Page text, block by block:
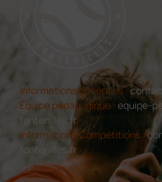
Informations générales :
Équipe pédagogique : equipe-
fontenilles.fr
Informations Compétitions :
fontenilles.fr